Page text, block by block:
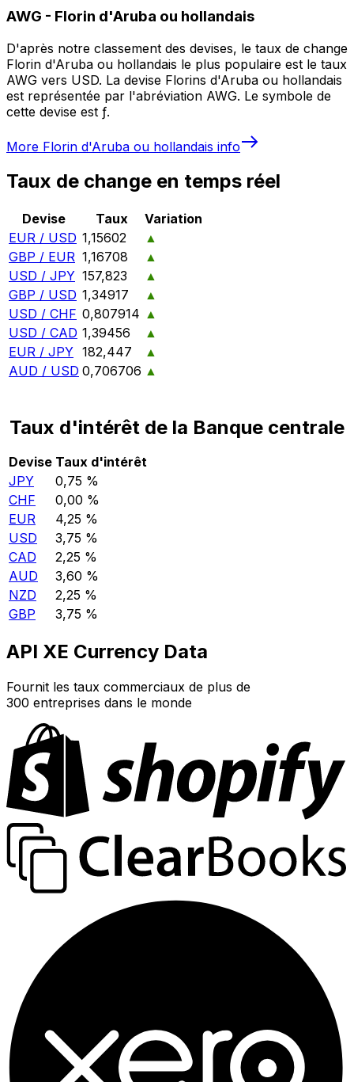
AWG - Florin d'Aruba ou hollandais
D'après notre classement des devises, le taux de change
Florin d'Aruba ou hollandais le plus populaire est le taux
AWG vers USD. La devise Florins d'Aruba ou hollandais
est représentée par l'abréviation AWG. Le symbole de
cette devise est ƒ.
More Florin d'Aruba ou hollandais info
Taux de change en temps réel
Devise Taux
Variation
EUR / USD 1,15602
▲
GBP / EUR 1,16708
▲
USD / JPY 157,823
▲
GBP / USD 1,34917
▲
USD / CHF 0,807914 ▲
USD / CAD 1,39456
▲
EUR / JPY 182,447
▲
AUD / USD 0,706706 ▲
Taux d'intérêt de la Banque centrale
Devise Taux d'intérêt
JPY
0,75 %
CHF
0,00 %
EUR
4,25 %
USD
3,75 %
CAD
2,25 %
AUD
3,60 %
NZD
2,25 %
GBP
3,75 %
API XE Currency Data
Fournit les taux commerciaux de plus de
300 entreprises dans le monde